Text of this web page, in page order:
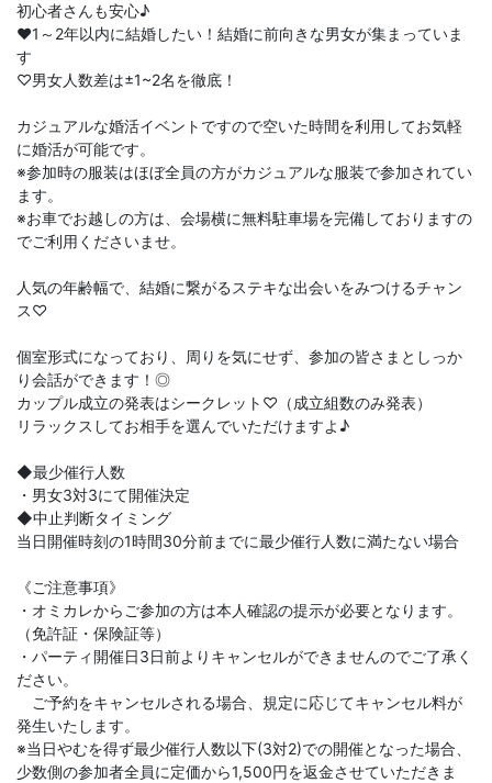
初心者さんも安心♪
♥1～2年以内に結婚したい！結婚に前向きな男女が集まっていま
す
♡男女人数差は±1~2名を徹底！
カジュアルな婚活イベントですので空いた時間を利用してお気軽
に婚活が可能です。
※参加時の服装はほぼ全員の方がカジュアルな服装で参加されてい
ます。
※お車でお越しの方は、会場横に無料駐車場を完備しておりますの
でご利用くださいませ。
人気の年齢幅で、結婚に繋がるステキな出会いをみつけるチャン
ス♡
個室形式になっており、周りを気にせず、参加の皆さまとしっか
り会話ができます！◎
カップル成立の発表はシークレット♡（成立組数のみ発表）
リラックスしてお相手を選んでいただけますよ♪
◆最少催行人数
・男女3対3にて開催決定
◆中止判断タイミング
当日開催時刻の1時間30分前までに最少催行人数に満たない場合
《ご注意事項》
・オミカレからご参加の方は本人確認の提示が必要となります。
（免許証・保険証等）
・パーティ開催日3日前よりキャンセルができませんのでご了承く
ださい。
ご予約をキャンセルされる場合、規定に応じてキャンセル料が
発生いたします。
※当日やむを得ず最少催行人数以下(3対2)での開催となった場合、
少数側の参加者全員に定価から1,500円を返金させていただきま